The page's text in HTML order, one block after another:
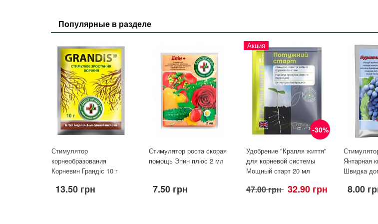
Популярные в разделе
Стимулятор
корнеобразования
Корневин Грандіс 10 г
13.50 грн
Стимулятор роста скорая
помощь Эпин плюс 2 мл
7.50 грн
-30%
Акция
Удобрение "Крапля життя"
для корневой системы
Мощный старт 20 мл
47.00 грн 32.90 грн
Янтарная
Швидка
8.00